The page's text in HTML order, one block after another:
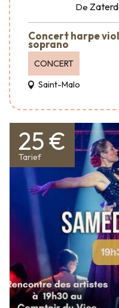
De
Concert harpe
soprano
CONCERT
Saint-Malo
25 €
Tarief